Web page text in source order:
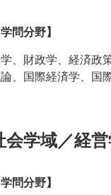
問分野】
、財政学、経済政
、国際経済学、国
会学域／経
問分野】